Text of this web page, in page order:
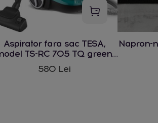
Aspirator fara sac TESA,
TS-RC 705 TQ green,
1600 W
580 Lei
Napron-